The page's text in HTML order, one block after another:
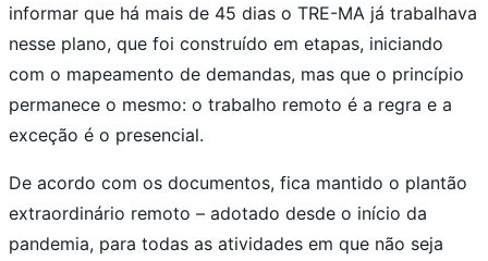
informar que há mais de 45 dias o TRE-MA já trabalhava
nesse plano, que foi construído em etapas, iniciando
com o mapeamento de demandas, mas que o princípio
permanece o mesmo: o trabalho remoto é a regra e a
exceção é o presencial.
De acordo com os documentos, fica mantido o plantão
extraordinário remoto – adotado desde o início da
pandemia, para todas as atividades em que não seja